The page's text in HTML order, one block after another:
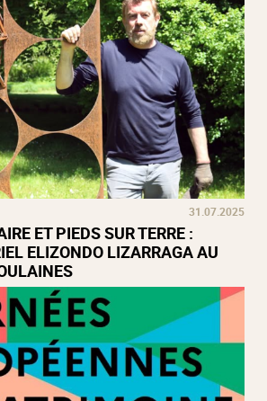
31.07.2025
ET PIEDS SUR TERRE :
ELIZONDO LIZARRAGA AU